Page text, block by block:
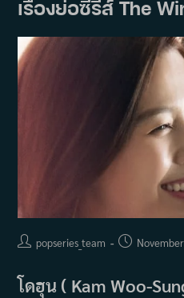
Billion
เรื่องย่อซีรีส์ The
Postpopseries_team
Post
โดฮุน ( Kam Woo-